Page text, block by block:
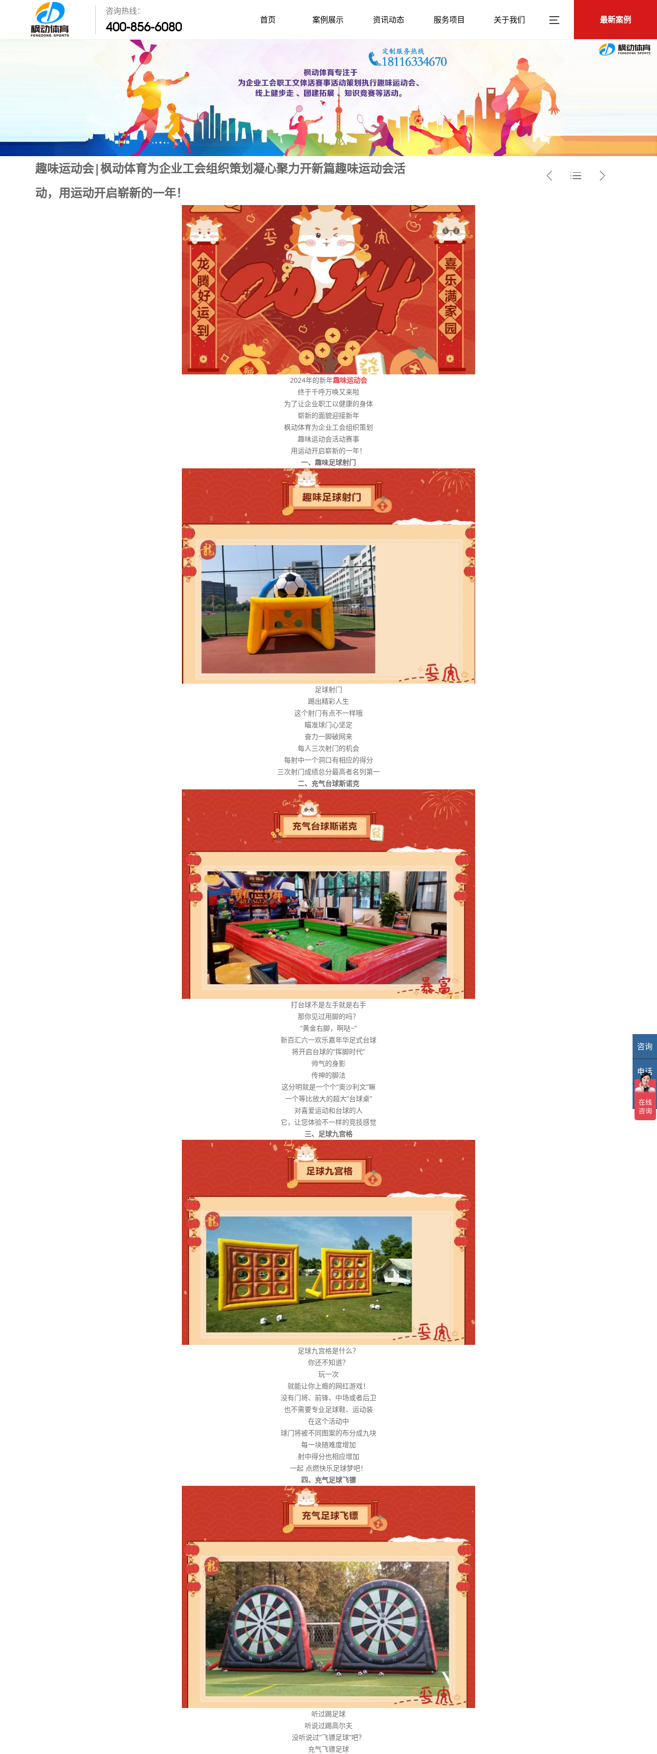
咨询热线：
400-856-6080 最新案例
首页 案例展示 资讯动态 服务项目 关于我们
趣味运动会|枫动体育为企业工会组织策划凝心聚力开新篇趣味运动会活
动，用运动开启崭新的一年！
2024-1-21
  
2024年的新年趣味运动会
终于千呼万唤又来啦
为了让企业职工以健康的身体
崭新的面貌迎接新年
枫动体育为企业工会组织策划
趣味运动会活动赛事
用运动开启崭新的一年！
一、趣味足球射门
足球射门
踢出精彩人生
这个射门有点不一样哦
瞄准球门心坚定
奋力一脚破网来
每人三次射门的机会
每射中一个洞口有相应的得分
三次射门成绩总分最高者名列第一
二、充气台球斯诺克
打台球不是左手就是右手
那你见过用脚的吗？
“黄金右脚，啊哒~”
新百汇六一欢乐嘉年华足式台球
将开启台球的“挥脚时代”
帅气的身影
传神的脚法
这分明就是一个个“奥沙利文”嘛
一个等比放大的超大“台球桌”
对喜爱运动和台球的人
它，让您体验不一样的竞技感觉
三、足球九宫格
足球九宫格是什么？
你还不知道？
玩一次
就能让你上瘾的网红游戏！
没有门将、前锋、中场或者后卫
也不需要专业足球鞋、运动装
在这个活动中
球门将被不同图案的布分成九块
每一块随难度增加
射中得分也相应增加
一起 点燃快乐足球梦吧！
四、充气足球飞镖
听过踢足球
听说过踢高尔夫
没听说过“飞镖足球”吧？
充气飞镖足球
业
咨询
电话
TOP